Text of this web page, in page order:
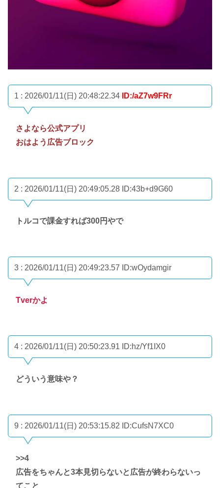
1 : 2026/01/11(日) 20:48:22.34 ID:/aZ7w9FRr
さよなら公式アプリ
おはよう広告ブロック
2 : 2026/01/11(日) 20:49:05.28 ID:43b+d9G60
トルコで課金すれば300円やで
3 : 2026/01/11(日) 20:49:23.57 ID:wOydamgir
Tverかよ
4 : 2026/01/11(日) 20:50:23.91 ID:hz/Yf1IX0
どういう意味や？
9 : 2026/01/11(日) 20:53:15.82 ID:CufsN7XC0
>>4
広告をちゃんと3本見切らないと広告が終わらないっ
てこと